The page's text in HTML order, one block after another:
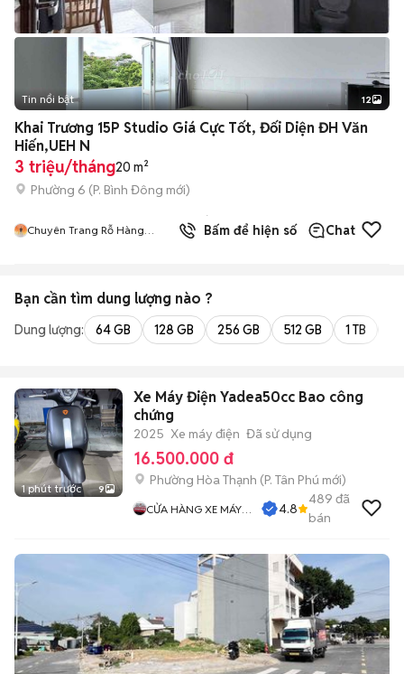
+2
Tin nổi bật 12
Khai Trương 15P Studio Giá Cực Tốt, Đối Diện ĐH Văn
Hiến,UEH N
3 triệu/tháng20 m²
Phường 6 (P. Bình Đông mới)
Chuyên Trang Rỗ Hàng
đã
bán
Bấm để hiện số Chat
Bạn cần tìm dung lượng nào ?
Dung lượng: 64 GB 128 GB 256 GB 512 GB 1 TB
1 phút trước 9
Xe Máy Điện Yadea50cc Bao công
chứng
2025 Xe máy điện Đã sử dụng
16.500.000 đ
Phường Hòa Thạnh (P. Tân Phú mới)
CỬA HÀNG XE MÁY
4.8
489 đã
bán